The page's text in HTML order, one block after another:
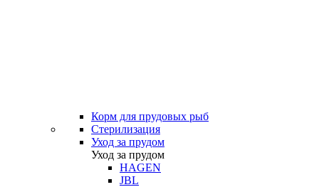
Корм для прудовых рыб
Стерилизация
Уход за прудом
Уход за прудом
HAGEN
JBL